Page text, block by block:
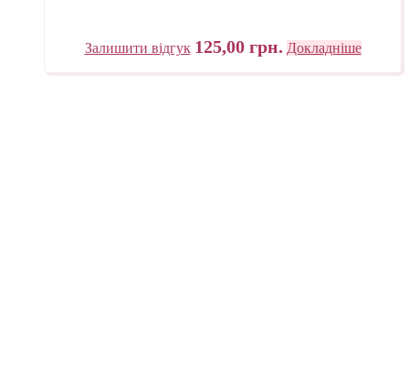
Залишити відгук 125,00 грн. Докладніше